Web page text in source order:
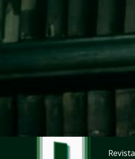
Revista